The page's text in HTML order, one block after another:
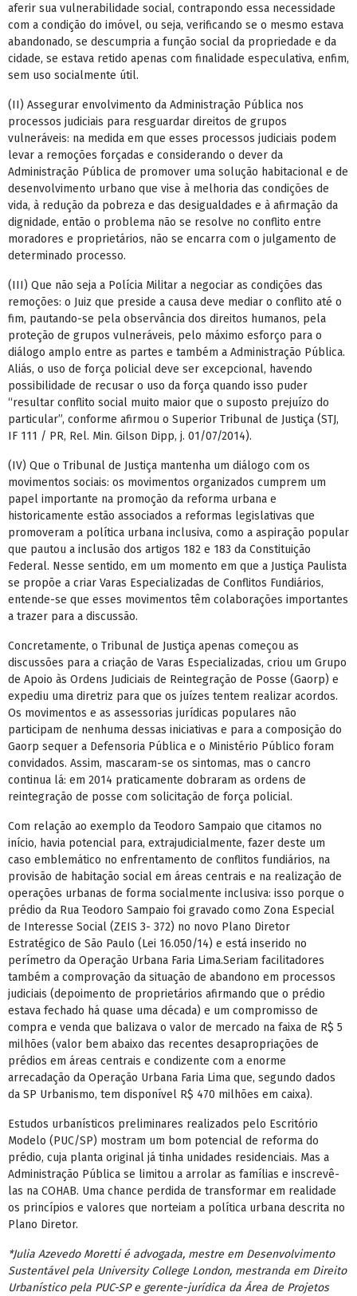
aferir sua vulnerabilidade social, contrapondo essa necessidade
com a condição do imóvel, ou seja, verificando se o mesmo estava
abandonado, se descumpria a função social da propriedade e da
cidade, se estava retido apenas com finalidade especulativa, enfim,
sem uso socialmente útil.
(II) Assegurar envolvimento da Administração Pública nos
processos judiciais para resguardar direitos de grupos
vulneráveis: na medida em que esses processos judiciais podem
levar a remoções forçadas e considerando o dever da
Administração Pública de promover uma solução habitacional e de
desenvolvimento urbano que vise à melhoria das condições de
vida, à redução da pobreza e das desigualdades e à afirmação da
dignidade, então o problema não se resolve no conflito entre
moradores e proprietários, não se encarra com o julgamento de
determinado processo.
(III) Que não seja a Polícia Militar a negociar as condições das
remoções: o Juiz que preside a causa deve mediar o conflito até o
fim, pautando-se pela observância dos direitos humanos, pela
proteção de grupos vulneráveis, pelo máximo esforço para o
diálogo amplo entre as partes e também a Administração Pública.
Aliás, o uso de força policial deve ser excepcional, havendo
possibilidade de recusar o uso da força quando isso puder
“resultar conflito social muito maior que o suposto prejuízo do
particular”, conforme afirmou o Superior Tribunal de Justiça (STJ,
IF 111 / PR, Rel. Min. Gilson Dipp, j. 01/07/2014).
(IV) Que o Tribunal de Justiça mantenha um diálogo com os
movimentos sociais: os movimentos organizados cumprem um
papel importante na promoção da reforma urbana e
historicamente estão associados a reformas legislativas que
promoveram a política urbana inclusiva, como a aspiração popular
que pautou a inclusão dos artigos 182 e 183 da Constituição
Federal. Nesse sentido, em um momento em que a Justiça Paulista
se propõe a criar Varas Especializadas de Conflitos Fundiários,
entende-se que esses movimentos têm colaborações importantes
a trazer para a discussão.
Concretamente, o Tribunal de Justiça apenas começou as
discussões para a criação de Varas Especializadas, criou um Grupo
de Apoio às Ordens Judiciais de Reintegração de Posse (Gaorp) e
expediu uma diretriz para que os juízes tentem realizar acordos.
Os movimentos e as assessorias jurídicas populares não
participam de nenhuma dessas iniciativas e para a composição do
Gaorp sequer a Defensoria Pública e o Ministério Público foram
convidados. Assim, mascaram-se os sintomas, mas o cancro
continua lá: em 2014 praticamente dobraram as ordens de
reintegração de posse com solicitação de força policial.
Com relação ao exemplo da Teodoro Sampaio que citamos no
início, havia potencial para, extrajudicialmente, fazer deste um
caso emblemático no enfrentamento de conflitos fundiários, na
provisão de habitação social em áreas centrais e na realização de
operações urbanas de forma socialmente inclusiva: isso porque o
prédio da Rua Teodoro Sampaio foi gravado como Zona Especial
de Interesse Social (ZEIS 3- 372) no novo Plano Diretor
Estratégico de São Paulo (Lei 16.050/14) e está inserido no
perímetro da Operação Urbana Faria Lima.Seriam facilitadores
também a comprovação da situação de abandono em processos
judiciais (depoimento de proprietários afirmando que o prédio
estava fechado há quase uma década) e um compromisso de
compra e venda que balizava o valor de mercado na faixa de R$ 5
milhões (valor bem abaixo das recentes desapropriações de
prédios em áreas centrais e condizente com a enorme
arrecadação da Operação Urbana Faria Lima que, segundo dados
da SP Urbanismo, tem disponível R$ 470 milhões em caixa).
Estudos urbanísticos preliminares realizados pelo Escritório
Modelo (PUC/SP) mostram um bom potencial de reforma do
prédio, cuja planta original já tinha unidades residenciais. Mas a
Administração Pública se limitou a arrolar as famílias e inscrevê-
las na COHAB. Uma chance perdida de transformar em realidade
os princípios e valores que norteiam a política urbana descrita no
Plano Diretor.
*Julia Azevedo Moretti é advogada, mestre em Desenvolvimento
Sustentável pela University College London, mestranda em Direito
Urbanístico pela PUC-SP e gerente-jurídica da Área de Projetos